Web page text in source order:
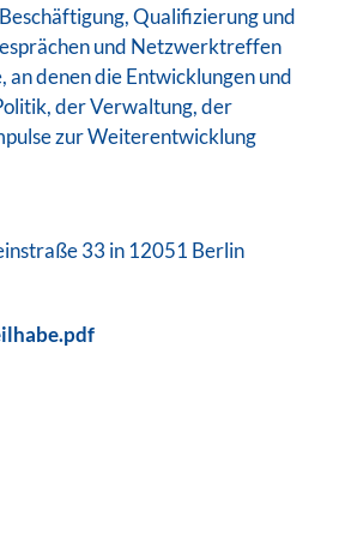
Qualifizierung und
und Netzwerktreffen
denen die Entwicklungen und
der Verwaltung, der
zur Weiterentwicklung
33 in 12051 Berlin